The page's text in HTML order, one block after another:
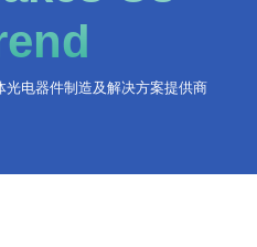
光电器件制造及解决方案提供商